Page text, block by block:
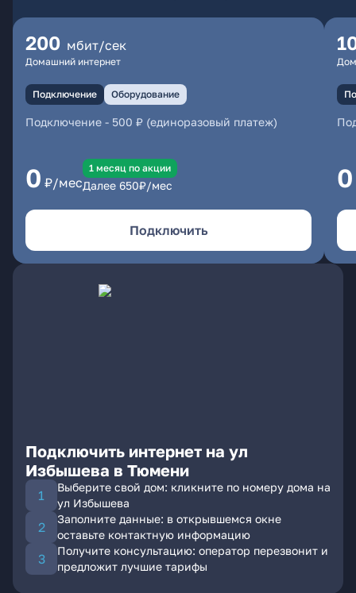
200 мбит/сек
Домашний интернет
Подключение Оборудование
Подключение - 500 ₽ (единоразовый платеж)
0 ₽/мес
1 месяц по акции
Далее 650₽/мес
Подключить
0
Подключить интернет на ул
Избышева в Тюмени
Выберите свой дом: кликните по номеру дома на
ул Избышева
Заполните данные: в открывшемся окне
оставьте контактную информацию
Получите консультацию: оператор перезвонит и
предложит лучшие тарифы